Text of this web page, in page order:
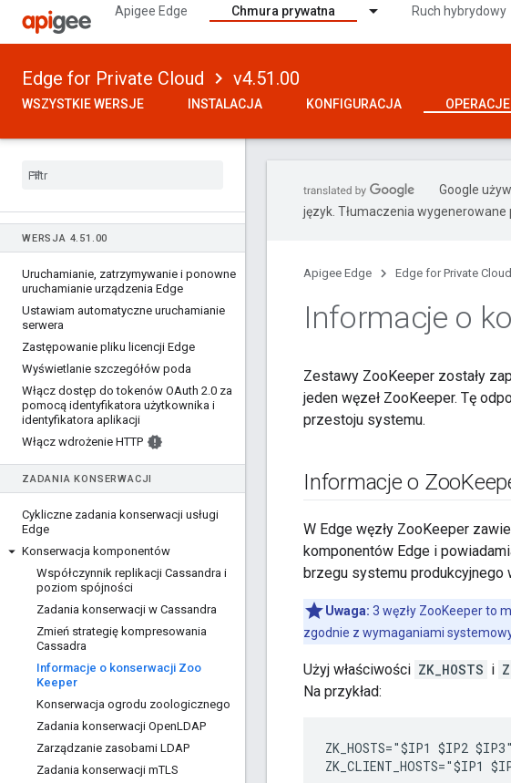
Apigee Edge Chmura prywatna Ruch hybrydowy
Edge for Private Cloud v4.51.00
WSZYSTKIE WERSJE INSTALACJA KONFIGURACJA OPERACJE
WERSJA 4. 51 .00
Uruchamianie, zatrzymywanie i ponowne
uruchamianie urządzenia Edge
Ustawiam automatyczne uruchamianie
serwera
Zastępowanie pliku licencji Edge
Wyświetlanie szczegółów poda
Włącz dostęp do tokenów OAuth 2.0 za
pomocą identyfikatora użytkownika i
identyfikatora aplikacji
Włącz wdrożenie HTTP
ZADANIA KONSERWACJI
Cykliczne zadania konserwacji usługi
Edge
Konserwacja komponentów
Współczynnik replikacji Cassandra i
poziom spójności
Zadania konserwacji w Cassandra
Zmień strategię kompresowania
Cassadra
Informacje o konserwacji Zoo
Keeper
Konserwacja ogrodu zoologicznego
Zadania konserwacji OpenLDAP
Zarządzanie zasobami LDAP
Zadania konserwacji mTLS
Google
język. Tłumaczenia wygenerowane
Apigee Edge Edge for Private Cloud
Informacje o
Zestawy ZooKeeper zostały
jeden węzeł ZooKeeper. Tę
przestoju systemu.
Informacje o Zoo
W Edge węzły ZooKeeper
komponentów Edge i
brzegu systemu produkcyjnego
Uwaga: 3 węzły ZooKeeper to
zgodnie z wymaganiami
Użyj właściwości ZK_HOSTS i
Na przykład:
ZK_HOSTS="$IP1 $IP2 $IP3"
ZK_CLIENT_HOSTS="$IP1